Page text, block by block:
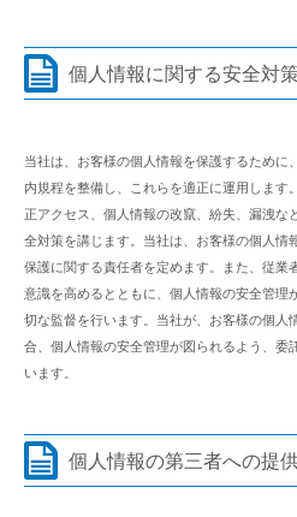
個人情報に関する安全対
当社は、お客様の個人情報を保護するために
内規程を整備し、これらを適正に運用します
正アクセス、個人情報の改竄、紛失、漏洩な
全対策を講じます。当社は、お客様の個人情
保護に関する責任者を定めます。また、従業
意識を高めるとともに、個人情報の安全管理
切な監督を行います。当社が、お客様の個人
合、個人情報の安全管理が図られるよう、委
います。
個人情報の第三者への提